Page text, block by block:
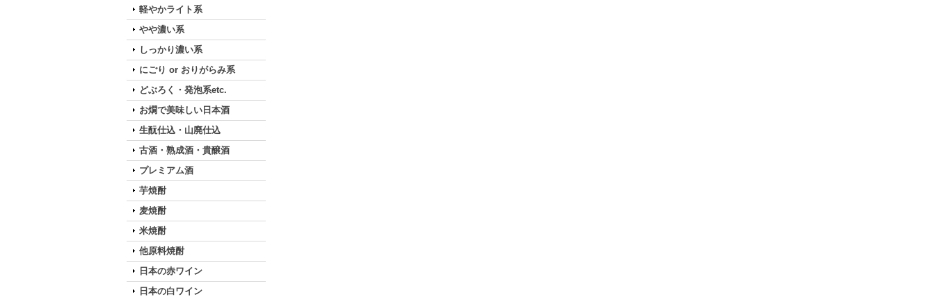
軽やかライト系
やや濃い系
しっかり濃い系
にごり or おりがらみ系
どぶろく・発泡系etc.
お燗で美味しい日本酒
生酛仕込・山廃仕込
古酒・熟成酒・貴醸酒
プレミアム酒
芋焼酎
麦焼酎
米焼酎
他原料焼酎
日本の赤ワイン
日本の白ワイン